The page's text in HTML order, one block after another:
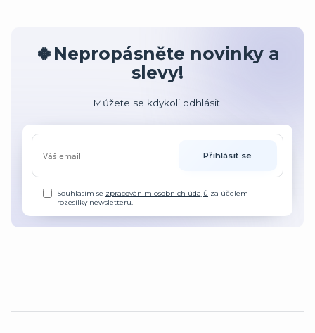
🍀Nepropásněte novinky a
slevy!
Můžete se kdykoli odhlásit.
Přihlásit se
Souhlasím se zpracováním osobních údajů za účelem
rozesílky newsletteru.